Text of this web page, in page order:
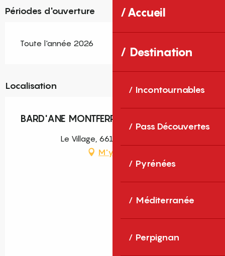
Accueil
Destination
Incontournables
Pass Découvertes
Pyrénées
Méditerranée
Perpignan
Périodes d'ouverture
Toute l'année 2026
Localisation
BARD'ANE MONTFERRER
Le Village, 66150 Montferrer
M'y rendre